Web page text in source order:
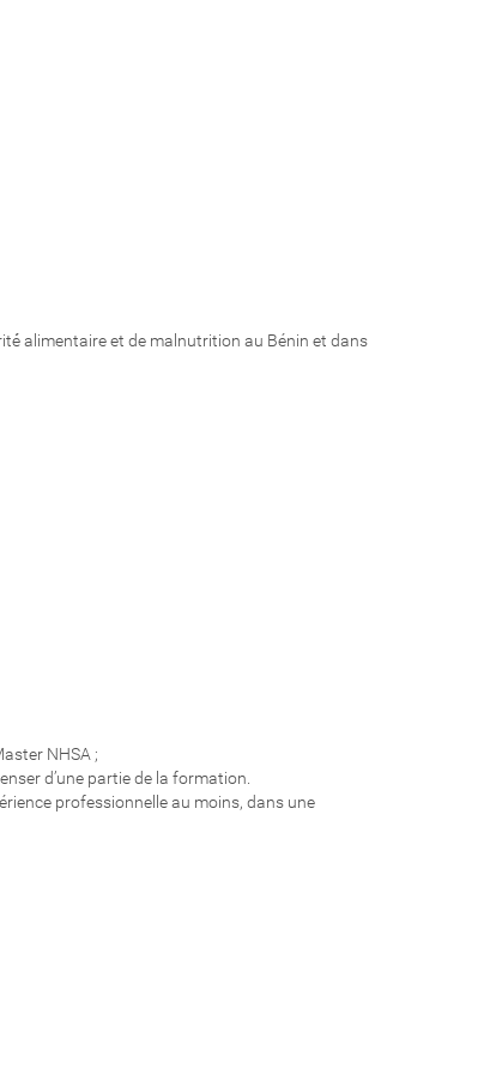
alimentaire et de malnutrition au Bénin et dans
NHSA ;
d’une partie de la formation.
professionnelle au moins, dans une